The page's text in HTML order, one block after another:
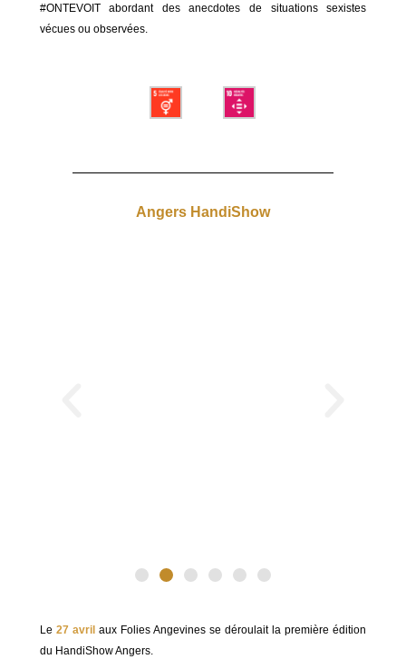
#ONTEVOIT abordant des anecdotes de situations sexistes
vécues ou observées.
Angers HandiShow
Le 27 avril aux Folies Angevines se déroulait la première édition
du HandiShow Angers.